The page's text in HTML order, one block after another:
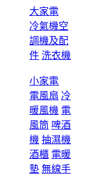
大家電
冷氣機空
調機及配
件 洗衣機
小家電
電風扇 冷
暖風機 電
風筒 啤酒
機 抽濕機
酒櫃 電暖
墊 無線手